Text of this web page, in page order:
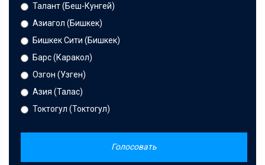
Талант (Беш-Кунгей)
Азиагол (Бишкек)
Бишкек Сити (Бишкек)
Барс (Каракол)
Озгон (Узген)
Азия (Талас)
Токтогул (Токтогул)
Голосовать